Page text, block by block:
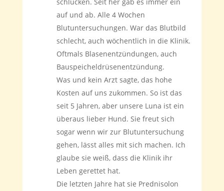
auf und ab. Alle 4 Wochen
Blutuntersuchungen. War das Blutbild
schlecht, auch wöchentlich in die Klinik.
Oftmals Blasenentzündungen, auch
Bauspeicheldrüsenentzündung.
Was und kein Arzt sagte, das hohe
Kosten auf uns zukommen. So ist das
seit 5 Jahren, aber unsere Luna ist ein
überaus lieber Hund. Sie freut sich
sogar wenn wir zur Blutuntersuchung
gehen, lässt alles mit sich machen. Ich
glaube sie weiß, dass die Klinik ihr
Leben gerettet hat.
Die letzten Jahre hat sie Prednisolon